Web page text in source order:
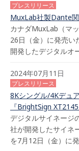
プレスリリース
MuxLab社製Dante
カナダMuxLab（マ
26日（金）に発売
開発したデジタルオ
2024年07月11日
プレスリリース
8Kシングル/4Kデュ
『BrightSign
デジタルサイネージ
社が開発したサイネ
を7月12日（金）に